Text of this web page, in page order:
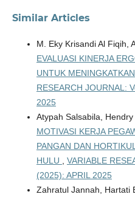
Similar Articles
M. Eky Krisandi Al Fiqih,
EVALUASI KINERJA
UNTUK
RESEARCH JOURNAL:
2025
Atypah Salsabila,
MOTIVASI KERJA
PANGAN DAN
HULU , VARIABLE
(2025): APRIL 2025
Zahratul Jannah, Hartati